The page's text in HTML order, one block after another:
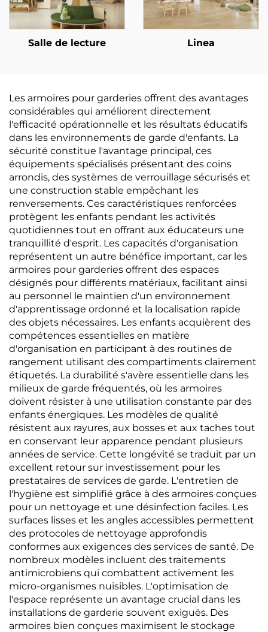
Salle de lecture Linea
Les armoires pour garderies offrent des avantages
considérables qui améliorent directement
l'efficacité opérationnelle et les résultats éducatifs
dans les environnements de garde d'enfants. La
sécurité constitue l'avantage principal, ces
équipements spécialisés présentant des coins
arrondis, des systèmes de verrouillage sécurisés et
une construction stable empêchant les
renversements. Ces caractéristiques renforcées
protègent les enfants pendant les activités
quotidiennes tout en offrant aux éducateurs une
tranquillité d'esprit. Les capacités d'organisation
représentent un autre bénéfice important, car les
armoires pour garderies offrent des espaces
désignés pour différents matériaux, facilitant ainsi
au personnel le maintien d'un environnement
d'apprentissage ordonné et la localisation rapide
des objets nécessaires. Les enfants acquièrent des
compétences essentielles en matière
d'organisation en participant à des routines de
rangement utilisant des compartiments clairement
étiquetés. La durabilité s'avère essentielle dans les
milieux de garde fréquentés, où les armoires
doivent résister à une utilisation constante par des
enfants énergiques. Les modèles de qualité
résistent aux rayures, aux bosses et aux taches tout
en conservant leur apparence pendant plusieurs
années de service. Cette longévité se traduit par un
excellent retour sur investissement pour les
prestataires de services de garde. L'entretien de
l'hygiène est simplifié grâce à des armoires conçues
pour un nettoyage et une désinfection faciles. Les
surfaces lisses et les angles accessibles permettent
des protocoles de nettoyage approfondis
conformes aux exigences des services de santé. De
nombreux modèles incluent des traitements
antimicrobiens qui combattent activement les
micro-organismes nuisibles. L'optimisation de
l'espace représente un avantage crucial dans les
installations de garderie souvent exiguës. Des
armoires bien conçues maximisent le stockage